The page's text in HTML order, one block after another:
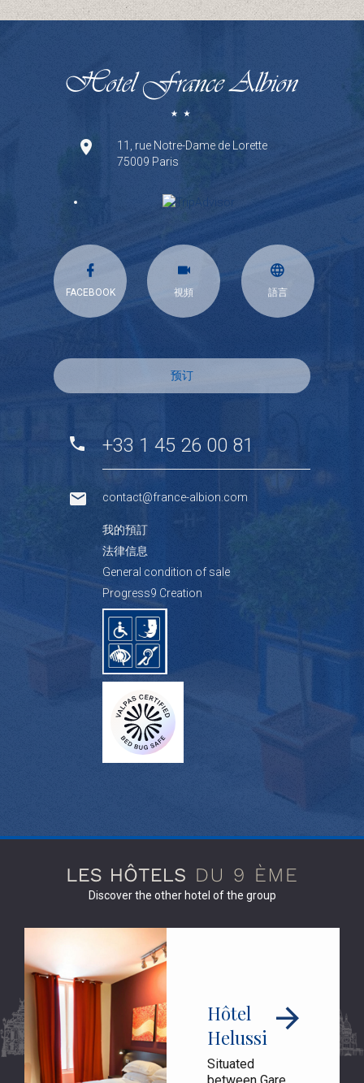
11, rue Notre-Dame de Lorette
75009 Paris
FACEBOOK 視頻 語言
预订
+33 1 45 26 00 81
contact@france-albion.com
我的預訂
法律信息
General condition of sale
Progress9 Creation
Discover the other hotel of the group
Hôtel
Helussi
Situated